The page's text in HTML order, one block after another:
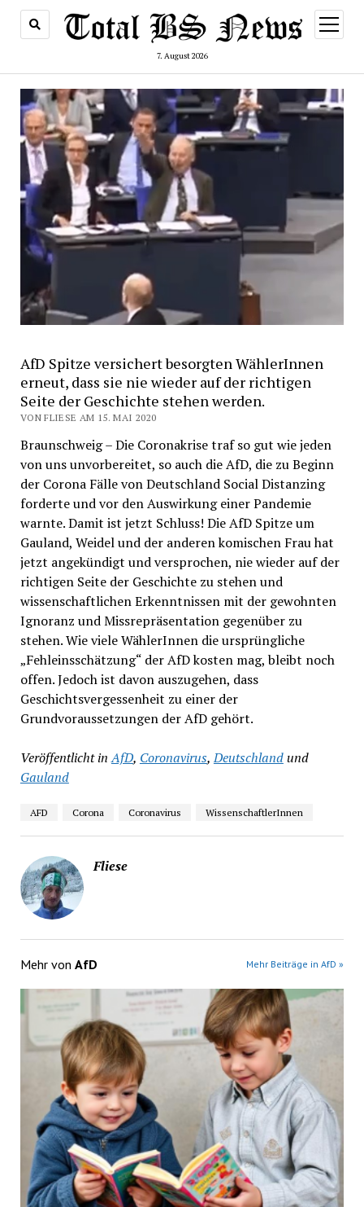
7. August 2026
Menü
öffnen
AfD Spitze versichert besorgten WählerInnen
erneut, dass sie nie wieder auf der richtigen
Seite der Geschichte stehen werden.
VON FLIESE AM 15. MAI 2020
Braunschweig – Die Coronakrise traf so gut wie jeden
von uns unvorbereitet, so auch die AfD, die zu Beginn
der Corona Fälle von Deutschland Social Distanzing
forderte und vor den Auswirkung einer Pandemie
warnte. Damit ist jetzt Schluss! Die AfD Spitze um
Gauland, Weidel und der anderen komischen Frau hat
jetzt angekündigt und versprochen, nie wieder auf der
richtigen Seite der Geschichte zu stehen und
wissenschaftlichen Erkenntnissen mit der gewohnten
Ignoranz und Missrepräsentation gegenüber zu
stehen. Wie viele WählerInnen die ursprüngliche
„Fehleinsschätzung“ der AfD kosten mag, bleibt noch
offen. Jedoch ist davon auszugehen, dass
Geschichtsvergessenheit zu einer der
Grundvoraussetzungen der AfD gehört.
Veröffentlicht in AfD, Coronavirus,Deutschlandund
Gauland
AFD Corona Coronavirus WissenschaftlerInnen
Fliese
Mehr von AfD Mehr Beiträge in AfD »